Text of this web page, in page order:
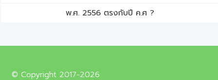
พ.ศ. 2556 ตรงกับปี ค.ศ ?
© Copyright 2017-2026